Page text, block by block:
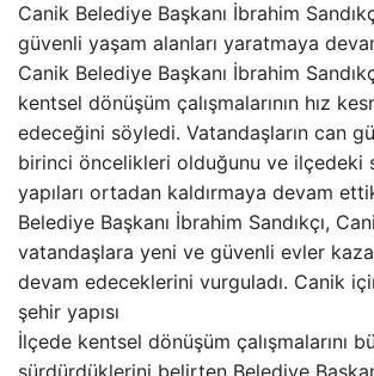
Canik Belediye Başkanı İbrahim
güvenli yaşam alanları yaratmaya
Canik Belediye Başkanı İbrahim
kentsel dönüşüm çalışmalarının hız
edeceğini söyledi. Vatandaşların can
birinci öncelikleri olduğunu ve ilçedeki
yapıları ortadan kaldırmaya devam
Belediye Başkanı İbrahim Sandıkçı,
vatandaşlara yeni ve güvenli evler
devam edeceklerini vurguladı. Canik
şehir yapısı
İlçede kentsel dönüşüm çalışmalarını
sürdürdüklerini belirten Belediye